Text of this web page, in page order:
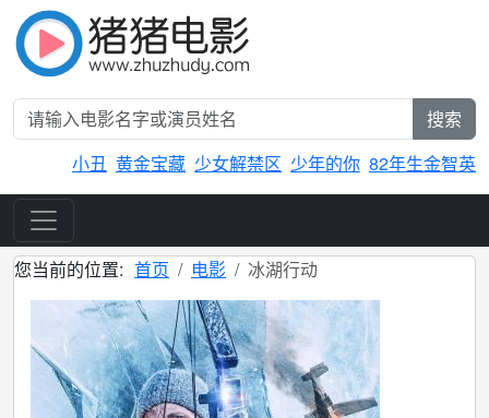
搜索
小丑 黄金宝藏 少女解禁区 少年的你 82年生金智英
您当前的位置: 首页 电影 冰湖行动